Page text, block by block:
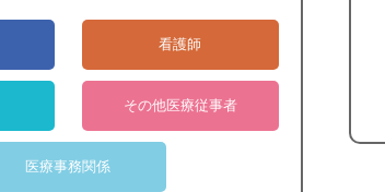
看護師
その他医療従事者
医療事務関係